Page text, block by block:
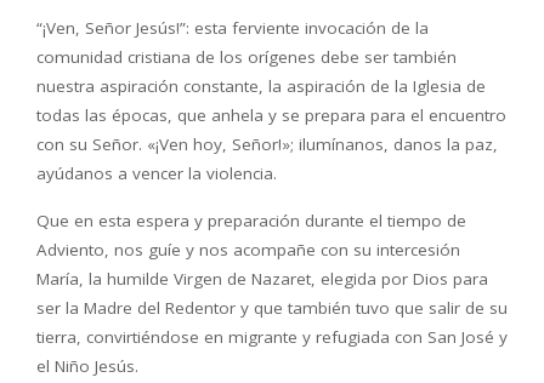
“¡Ven, Señor Jesús!”: esta ferviente invocación de la
comunidad cristiana de los orígenes debe ser también
nuestra aspiración constante, la aspiración de la Iglesia de
todas las épocas, que anhela y se prepara para el encuentro
con su Señor. «¡Ven hoy, Señor!»; ilumínanos, danos la paz,
ayúdanos a vencer la violencia.
Que en esta espera y preparación durante el tiempo de
Adviento, nos guíe y nos acompañe con su intercesión
María, la humilde Virgen de Nazaret, elegida por Dios para
ser la Madre del Redentor y que también tuvo que salir de su
tierra, convirtiéndose en migrante y refugiada con San José y
el Niño Jesús.